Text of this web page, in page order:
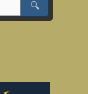
🔍